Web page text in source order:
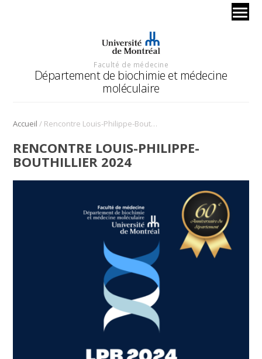
Faculté de médecine
Département de biochimie et médecine
moléculaire
Accueil / Rencontre Louis-Philippe-Bouthillier 2024
RENCONTRE LOUIS-PHILIPPE-
BOUTHILLIER 2024